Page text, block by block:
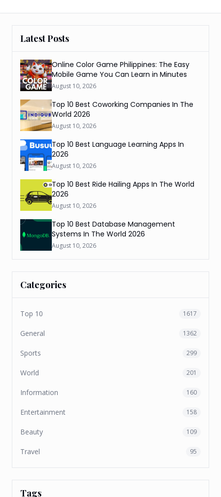
Latest Posts
Online Color Game Philippines: The Easy
Mobile Game You Can Learn in Minutes
August 10, 2026
Top 10 Best Coworking Companies In The
World 2026
August 10, 2026
Top 10 Best Language Learning Apps In
2026
August 10, 2026
Top 10 Best Ride Hailing Apps In The World
2026
August 10, 2026
Top 10 Best Database Management
Systems In The World 2026
August 10, 2026
Categories
Top 10 1617
General 1362
Sports 299
World 201
Information 160
Entertainment 158
Beauty 109
Travel 95
Tags